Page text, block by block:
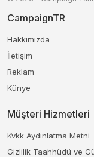
CampaignTR
Hakkımızda
İletişim
Reklam
Künye
Müşteri Hizmetleri
Kvkk Aydınlatma Metni
Gizlilik Taahhüdü ve